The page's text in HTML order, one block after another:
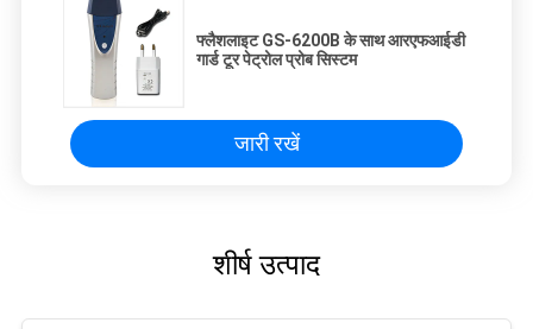
फ्लैशलाइट GS-6200B के साथ आरएफआईडी
गार्ड टूर पेट्रोल प्रोब सिस्टम
जारी रखें
शीर्ष उत्पाद